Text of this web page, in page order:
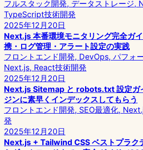
フルスタック開発, データストレージ,
TypeScript技術開発
2025年12月20日
Next.js 本番環境モニタリング完全ガ
携・ログ管理・アラート設定の実践
フロントエンド開発, DevOps, パフォ
Next.js, React技術開発
2025年12月20日
Next.js Sitemap と robots.txt 設定ガ
ジンに素早くインデックスしてもらう
フロントエンド開発, SEO最適化,
発
2025年12月20日
Next.js + Tailwind CSS ベストプラク